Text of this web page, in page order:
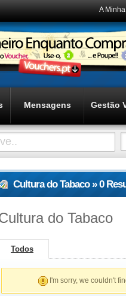
A
Mensagens Gestão
Cultura do Tabaco » 0
do Tabaco
Todos
I'm sorry, we couldn't